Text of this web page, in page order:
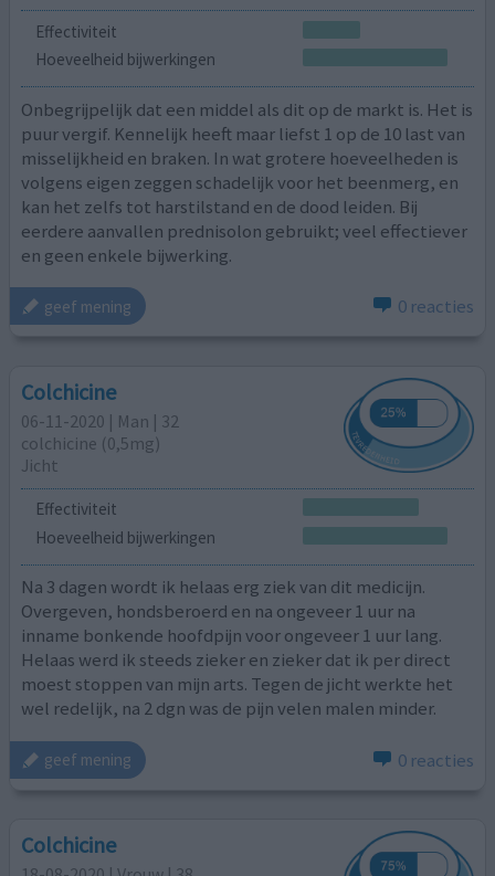
Effectiviteit
Hoeveelheid bijwerkingen
Onbegrijpelijk dat een middel als dit op de markt is. Het is
puur vergif. Kennelijk heeft maar liefst 1 op de 10 last van
misselijkheid en braken. In wat grotere hoeveelheden is
volgens eigen zeggen schadelijk voor het beenmerg, en
kan het zelfs tot harstilstand en de dood leiden. Bij
eerdere aanvallen prednisolon gebruikt; veel effectiever
en geen enkele bijwerking.
geef mening 0 reacties
Colchicine
06-11-2020 | Man | 32
colchicine (0,5mg)
Jicht
Effectiviteit
Hoeveelheid bijwerkingen
Na 3 dagen wordt ik helaas erg ziek van dit medicijn.
Overgeven, hondsberoerd en na ongeveer 1 uur na
inname bonkende hoofdpijn voor ongeveer 1 uur lang.
Helaas werd ik steeds zieker en zieker dat ik per direct
moest stoppen van mijn arts. Tegen de jicht werkte het
wel redelijk, na 2 dgn was de pijn velen malen minder.
geef mening 0 reacties
Colchicine